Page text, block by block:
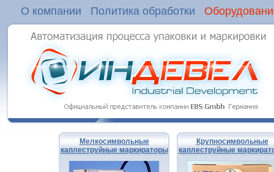
О компании Политика обработки
Мелкосимвольные
каплеструйные маркираторы
Крупносимвольные
каплеструйные